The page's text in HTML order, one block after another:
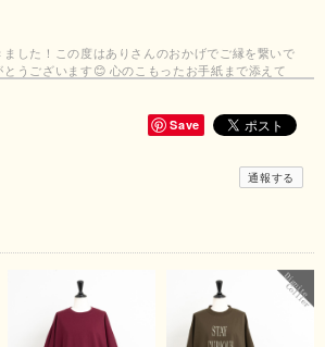
した！この度はありさんのおかげでご縁を繋いで
うございます😊 心のこもったお手紙まで添えて
お買い上げありがとうございました。 無事に
気に入っていただけて安心いたしました！
を過ごしてくださいませ。 ありがとうござい
のご縁を楽しみにお待ちしております。
Save
通報する